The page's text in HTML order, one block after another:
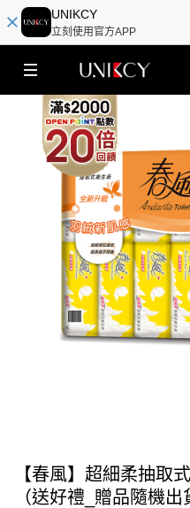
UNIKCY
立刻使用官方APP
【春風】超細柔抽取
（送好禮_贈品隨機